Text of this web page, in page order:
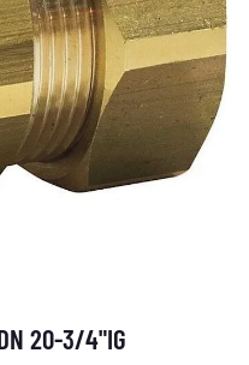
20-3/4"IG